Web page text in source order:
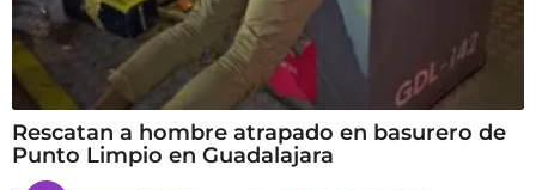
Rescatan a hombre atrapado en basurero de
Punto Limpio en Guadalajara